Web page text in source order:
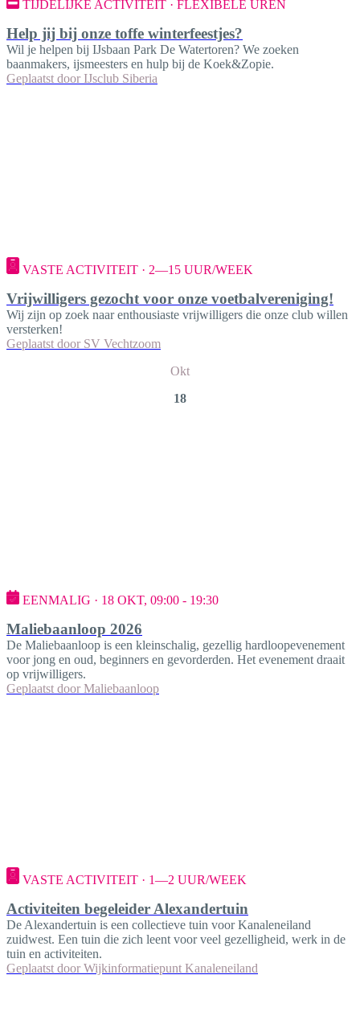
TIJDELIJKE ACTIVITEIT · FLEXIBELE UREN
Help jij bij onze toffe winterfeestjes?
Wil je helpen bij IJsbaan Park De Watertoren? We zoeken
baanmakers, ijsmeesters en hulp bij de Koek&Zopie.
Geplaatst door IJsclub Siberia
VASTE ACTIVITEIT · 2—15 UUR/WEEK
Vrijwilligers gezocht voor onze voetbalvereniging!
Wij zijn op zoek naar enthousiaste vrijwilligers die onze club willen
versterken!
Geplaatst door SV Vechtzoom
Okt
18
EENMALIG · 18 OKT, 09:00 - 19:30
Maliebaanloop 2026
De Maliebaanloop is een kleinschalig, gezellig hardloopevenement
voor jong en oud, beginners en gevorderden. Het evenement draait
op vrijwilligers.
Geplaatst door Maliebaanloop
VASTE ACTIVITEIT · 1—2 UUR/WEEK
Activiteiten begeleider Alexandertuin
De Alexandertuin is een collectieve tuin voor Kanaleneiland
zuidwest. Een tuin die zich leent voor veel gezelligheid, werk in de
tuin en activiteiten.
Geplaatst door Wijkinformatiepunt Kanaleneiland